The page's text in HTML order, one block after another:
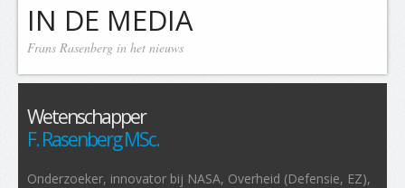
IN DE MEDIA
Frans Rasenberg in het nieuws
Wetenschapper
F. Rasenberg MSc.
Onderzoeker, innovator bij NASA, Overheid (Defensie, EZ),